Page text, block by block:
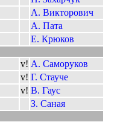
А. Викторович
А. Пата
Е. Крюков
v! А. Саморуков
v! Г. Стауче
v! В. Гаус
З. Саная